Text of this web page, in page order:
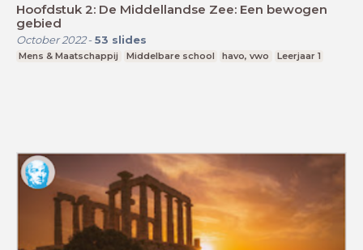
Hoofdstuk 2: De Middellandse Zee: Een bewogen
gebied
October 2022- 53 slides
Mens & Maatschappij Middelbare school havo, vwo Leerjaar 1